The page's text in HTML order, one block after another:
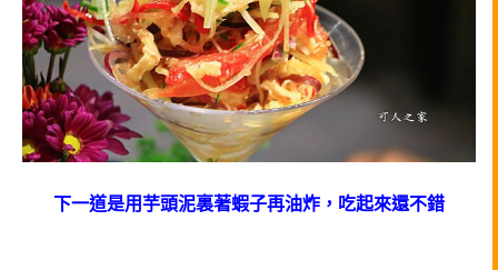
下一道是用芋頭泥裏著蝦子再油炸，吃起來還不錯